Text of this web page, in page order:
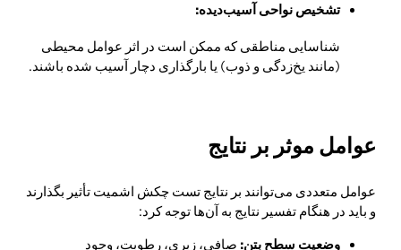
تشخیص نواحی آسیب‌دیده:
شناسایی مناطقی که ممکن است در اثر عوامل محیطی
(مانند یخ‌زدگی و ذوب) یا بارگذاری دچار آسیب شده باشند.
عوامل موثر بر نتایج
عوامل متعددی می‌توانند بر نتایج تست چکش اشمیت تأثیر بگذارند
و باید در هنگام تفسیر نتایج به آن‌ها توجه کرد:
وضعیت سطح بتن: صافی، زبری، رطوبت، وجود